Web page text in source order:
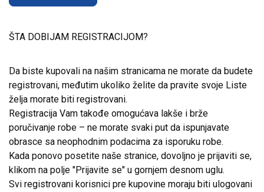
ŠTA DOBIJAM REGISTRACIJOM?
Da biste kupovali na našim stranicama ne morate da budete
registrovani, međutim ukoliko želite da pravite svoje Liste
želja morate biti registrovani.
Registracija Vam takođe omogućava lakše i brže
poručivanje robe – ne morate svaki put da ispunjavate
obrasce sa neophodnim podacima za isporuku robe.
Kada ponovo posetite naše stranice, dovoljno je prijaviti se,
klikom na polje "Prijavite se" u gornjem desnom uglu.
Svi registrovani korisnici pre kupovine moraju biti ulogovani